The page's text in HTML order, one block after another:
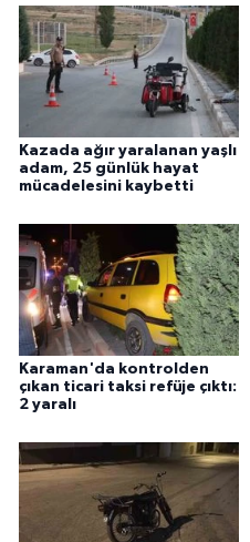
Kazada ağır yaralanan yaşlı
adam, 25 günlük hayat
mücadelesini kaybetti
Karaman'da kontrolden
çıkan ticari taksi refüje çıktı:
2 yaralı